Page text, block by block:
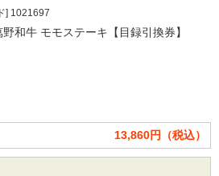
] 1021697
和牛 モモステーキ【目録引換券】
13,860円（税込）